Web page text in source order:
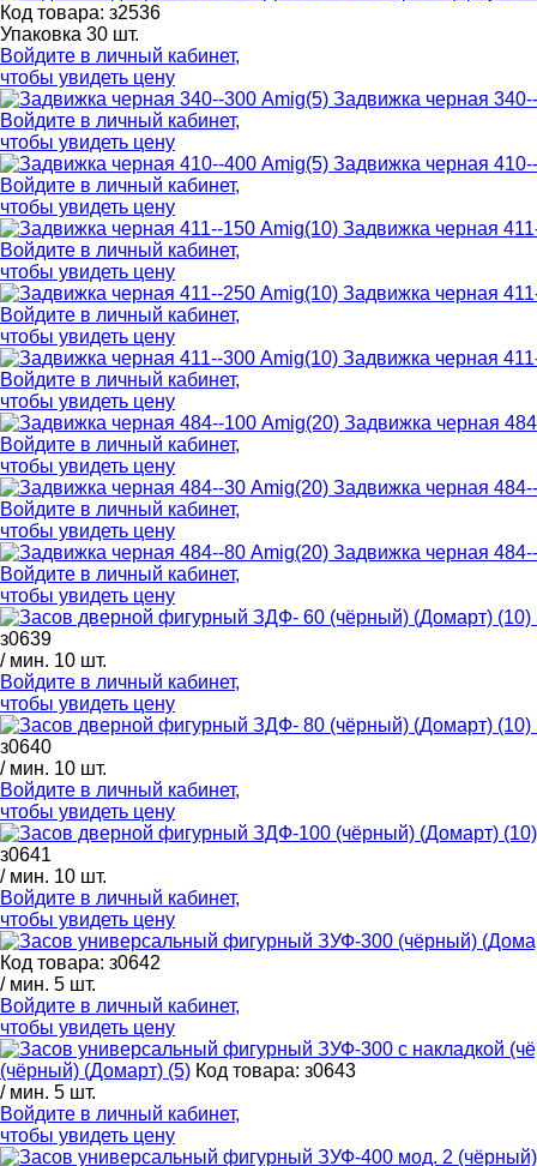
Код товара: з2536
Упаковка 30 шт.
Войдите в личный кабинет,
чтобы увидеть цену
Задвижка черная
Войдите в личный кабинет,
чтобы увидеть цену
Задвижка черная
Войдите в личный кабинет,
чтобы увидеть цену
Задвижка черная
Войдите в личный кабинет,
чтобы увидеть цену
Задвижка черная
Войдите в личный кабинет,
чтобы увидеть цену
Задвижка черная
Войдите в личный кабинет,
чтобы увидеть цену
Задвижка черная
Войдите в личный кабинет,
чтобы увидеть цену
Задвижка черная
Войдите в личный кабинет,
чтобы увидеть цену
Задвижка черная
Войдите в личный кабинет,
чтобы увидеть цену
з0639
/ мин. 10 шт.
Войдите в личный кабинет,
чтобы увидеть цену
з0640
/ мин. 10 шт.
Войдите в личный кабинет,
чтобы увидеть цену
з0641
/ мин. 10 шт.
Войдите в личный кабинет,
чтобы увидеть цену
Код товара: з0642
/ мин. 5 шт.
Войдите в личный кабинет,
чтобы увидеть цену
(чёрный) (Домарт) (5) Код товара: з0643
/ мин. 5 шт.
Войдите в личный кабинет,
чтобы увидеть цену